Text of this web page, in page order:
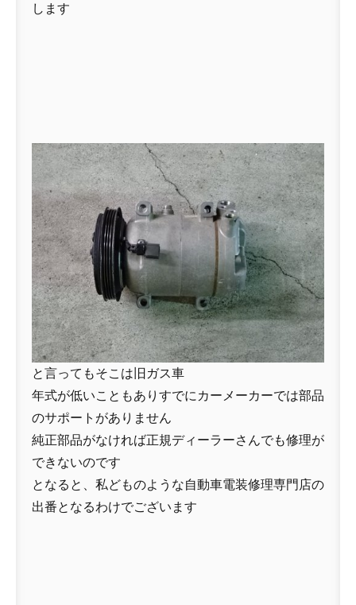
します
と言ってもそこは旧ガス車
年式が低いこともありすでにカーメーカーでは部品
のサポートがありません
純正部品がなければ正規ディーラーさんでも修理が
できないのです
となると、私どものような自動車電装修理専門店の
出番となるわけでございます